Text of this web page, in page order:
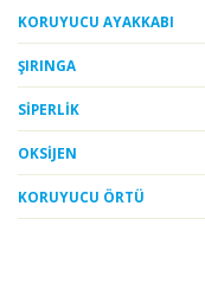
KORUYUCU AYAKKABI
ŞIRINGA
SİPERLİK
OKSİJEN
KORUYUCU ÖRTÜ